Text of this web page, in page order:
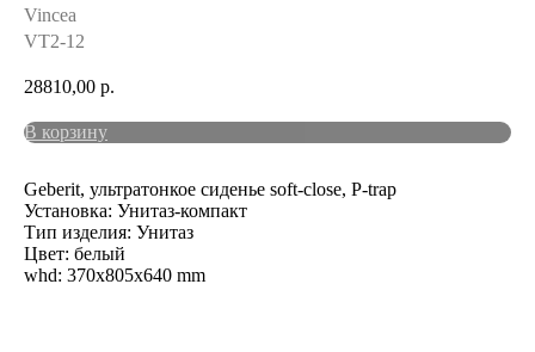
Vincea
VT2-12
28810,00 р.
В корзину
Geberit, ультратонкое сиденье soft-close, P-trap
Установка: Унитаз-компакт
Тип изделия: Унитаз
Цвет: белый
whd: 370x805x640 mm